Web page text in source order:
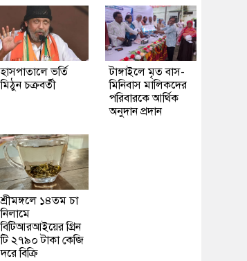
হাসপাতালে ভর্তি
মিঠুন চক্রবর্তী
টাঙ্গাইলে মৃত বাস-
মিনিবাস মালিকদের
পরিবারকে আর্থিক
অনুদান প্রদান
শ্রীমঙ্গলে ১৪তম চা
নিলামে
বিটিআরআইয়ের গ্রিন
টি ২৭৯০ টাকা কেজি
দরে বিক্রি